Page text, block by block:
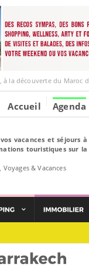
du Maroc des routes
Accueil Agenda
vos vacances et séjours à
touristiques sur la
& Vacances